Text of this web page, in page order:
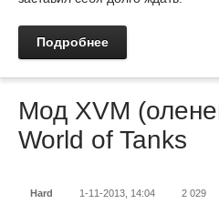
Подробнее
Мод XVM
World of Tanks
Hard 1-11-2013, 14:04 2 029